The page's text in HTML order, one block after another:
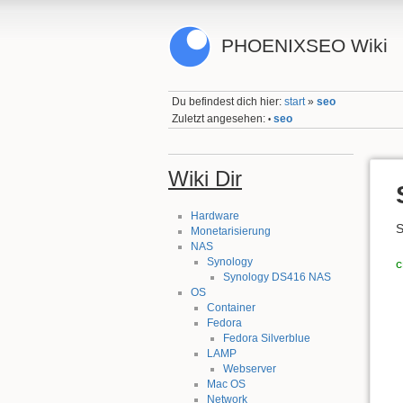
PHOENIXSEO Wiki
Du befindest dich hier:start »seo
Zuletzt angesehen: • seo
Wiki Dir
Hardware
Monetarisierung
NAS
Synology
Synology DS416 NAS
OS
Container
Fedora
Fedora Silverblue
LAMP
Webserver
Mac OS
Network